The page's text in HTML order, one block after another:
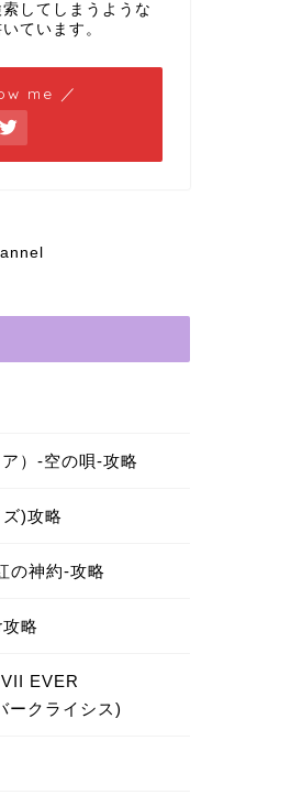
してしまうような
ています。
me ／
）-空の唄-攻略
)攻略
の神約-攻略
略
EVER
ークライシス)